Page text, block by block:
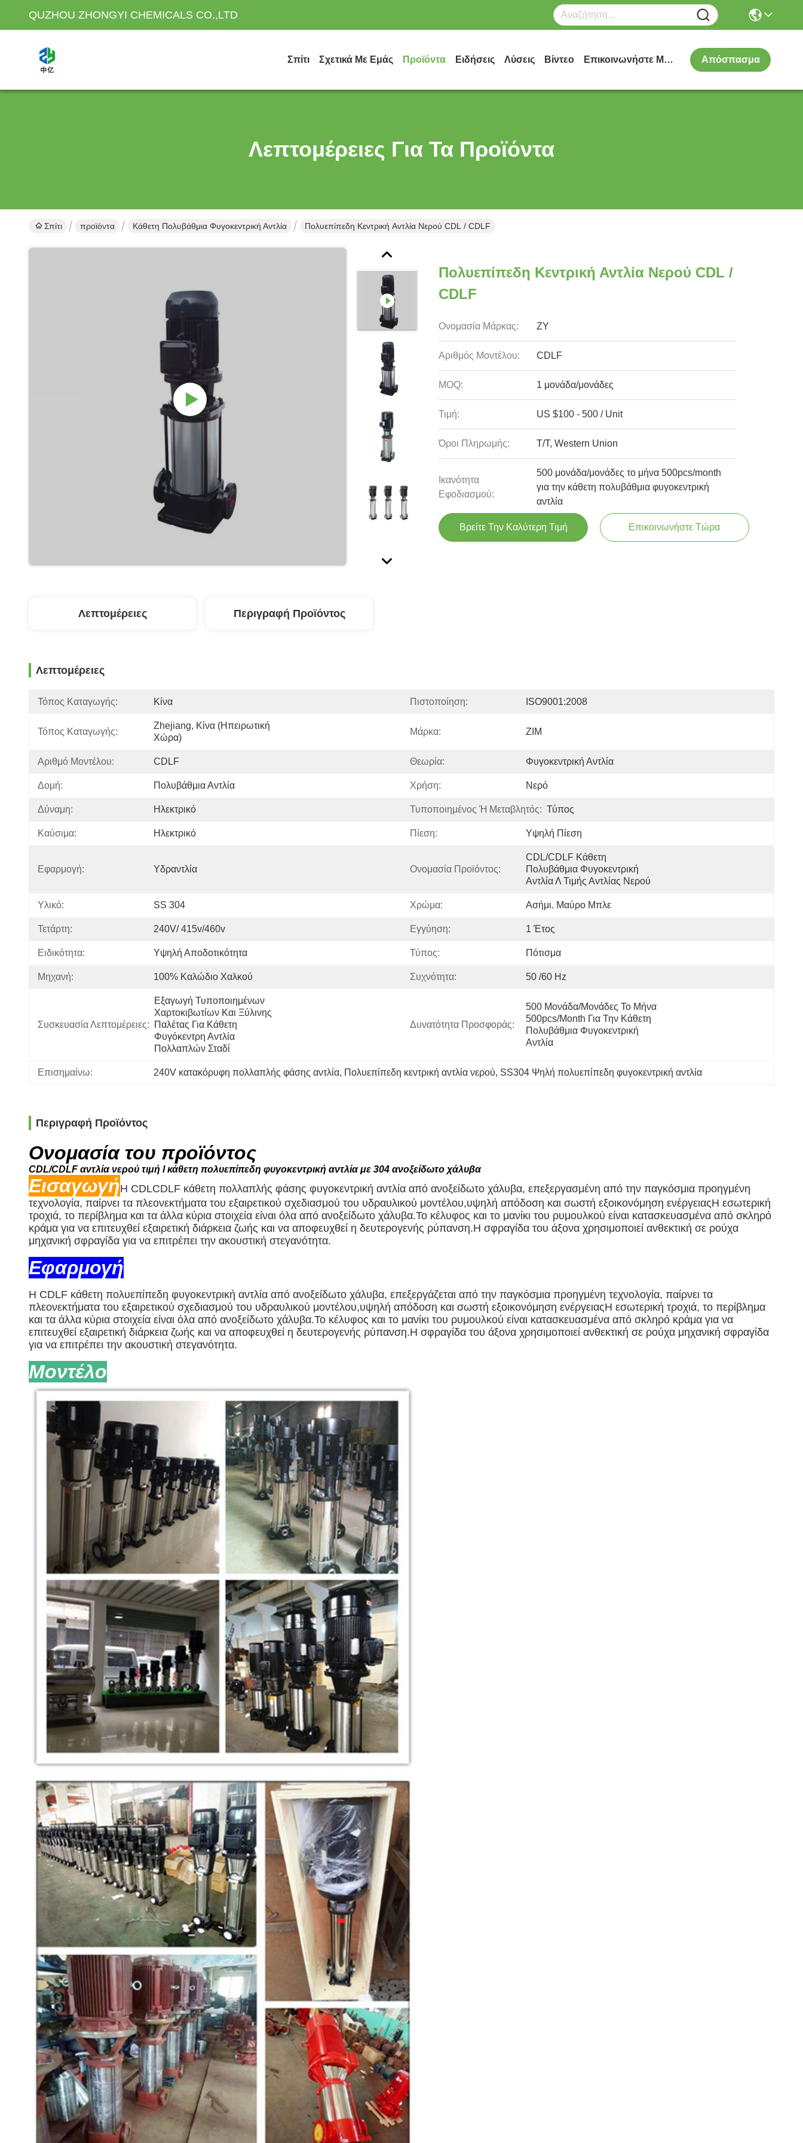
QUZHOU ZHONGYI CHEMICALS CO.,LTD
Σπίτι Σχετικά Με Εμάς Προϊόντα Ειδήσεις Λύσεις Βίντεο Επικοινωνήστε Μαζί Μας Απόσπασμα
Λεπτομέρειες Για Τα Προϊόντα
Σπίτι προϊόντα Κάθετη Πολυβάθμια Φυγοκεντρική Αντλία Πολυεπίπεδη Κεντρική Αντλία Νερού CDL / CDLF
Πολυεπίπεδη Κεντρική Αντλία Νερού CDL /
CDLF
Ονομασία Μάρκας: ZY
Αριθμός Μοντέλου: CDLF
MOQ: 1 μονάδα/μονάδες
Τιμή: US $100 - 500 / Unit
Όροι Πληρωμής: T/T, Western Union
Ικανότητα
Εφοδιασμού:
500 μονάδα/μονάδες το μήνα 500pcs/month
για την κάθετη πολυβάθμια φυγοκεντρική
αντλία
Βρείτε Την Καλύτερη Τιμή Επικοινωνήστε Τώρα
Λεπτομέρειες Περιγραφή Προϊόντος
Λεπτομέρειες
Τόπος Καταγωγής: Κίνα Πιστοποίηση: ISO9001:2008
Τόπος Καταγωγής:
Zhejiang, Κίνα (ηπειρωτική
Χώρα)
Μάρκα: ZIM
Αριθμό Μοντέλου: CDLF Θεωρία: Φυγοκεντρική Αντλία
Δομή: Πολυβάθμια Αντλία Χρήση: Νερό
Δύναμη: Ηλεκτρικό Τυποποιημένος Ή Μεταβλητός: Τύπος
Καύσιμα: Ηλεκτρικό Πίεση: Υψηλή Πίεση
Εφαρμογή: Υδραντλία Ονομασία Προϊόντος:
CDL/CDLF Κάθετη
Πολυβάθμια Φυγοκεντρική
Αντλία Λ Τιμής Αντλίας Νερού
Υλικό: SS 304 Χρώμα: Ασήμι. Μαύρο Μπλε
Τετάρτη: 240V/ 415v/460v Εγγύηση: 1 Έτος
Ειδικότητα: Υψηλή Αποδοτικότητα Τύπος: Πότισμα
Μηχανή: 100% Καλώδιο Χαλκού Συχνότητα: 50 /60 Hz
Συσκευασία Λεπτομέρειες:
Εξαγωγή Τυποποιημένων
Χαρτοκιβωτίων Και Ξύλινης
Παλέτας Για Κάθετη
Φυγόκεντρη Αντλία
Πολλαπλών Σταδί
Δυνατότητα Προσφοράς:
500 Μονάδα/μονάδες Το Μήνα
500pcs/month Για Την Κάθετη
Πολυβάθμια Φυγοκεντρική
Αντλία
Επισημαίνω: 240V κατακόρυφη πολλαπλής φάσης αντλία, Πολυεπίπεδη κεντρική αντλία νερού, SS304 Ψηλή πολυεπίπεδη φυγοκεντρική αντλία
Περιγραφή Προϊόντος
Ονομασία του προϊόντος
CDL/CDLF αντλία νερού τιμή l κάθετη πολυεπίπεδη φυγοκεντρική αντλία με 304 ανοξείδωτο χάλυβα
ΕισαγωγήΗ CDLCDLF κάθετη πολλαπλής φάσης φυγοκεντρική αντλία από ανοξείδωτο χάλυβα, επεξεργασμένη από την παγκόσμια προηγμένη
τεχνολογία, παίρνει τα πλεονεκτήματα του εξαιρετικού σχεδιασμού του υδραυλικού μοντέλου,υψηλή απόδοση και σωστή εξοικονόμηση ενέργειαςΗ εσωτερική
τροχιά, το περίβλημα και τα άλλα κύρια στοιχεία είναι όλα από ανοξείδωτο χάλυβα.Το κέλυφος και το μανίκι του ρυμουλκού είναι κατασκευασμένα από σκληρό
κράμα για να επιτευχθεί εξαιρετική διάρκεια ζωής και να αποφευχθεί η δευτερογενής ρύπανση.Η σφραγίδα του άξονα χρησιμοποιεί ανθεκτική σε ρούχα
μηχανική σφραγίδα για να επιτρέπει την ακουστική στεγανότητα.
Εφαρμογή
Η CDLF κάθετη πολυεπίπεδη φυγοκεντρική αντλία από ανοξείδωτο χάλυβα, επεξεργάζεται από την παγκόσμια προηγμένη τεχνολογία, παίρνει τα
πλεονεκτήματα του εξαιρετικού σχεδιασμού του υδραυλικού μοντέλου,υψηλή απόδοση και σωστή εξοικονόμηση ενέργειαςΗ εσωτερική τροχιά, το περίβλημα
και τα άλλα κύρια στοιχεία είναι όλα από ανοξείδωτο χάλυβα.Το κέλυφος και το μανίκι του ρυμουλκού είναι κατασκευασμένα από σκληρό κράμα για να
επιτευχθεί εξαιρετική διάρκεια ζωής και να αποφευχθεί η δευτερογενής ρύπανση.Η σφραγίδα του άξονα χρησιμοποιεί ανθεκτική σε ρούχα μηχανική σφραγίδα
για να επιτρέπει την ακουστική στεγανότητα.
Μοντέλο